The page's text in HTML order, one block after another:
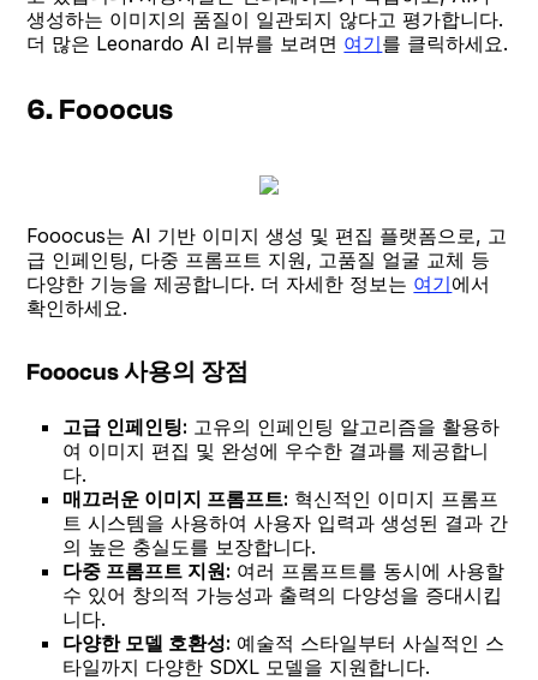
생성하는 이미지의 품질이 일관되지 않다고 평가합니다.
더 많은 Leonardo AI 리뷰를 보려면 여기를 클릭하세요.
6. Fooocus
Fooocus는 AI 기반 이미지 생성 및 편집 플랫폼으로, 고
급 인페인팅, 다중 프롬프트 지원, 고품질 얼굴 교체 등
다양한 기능을 제공합니다. 더 자세한 정보는 여기에서
확인하세요.
Fooocus 사용의 장점
고급 인페인팅: 고유의 인페인팅 알고리즘을 활용하
여 이미지 편집 및 완성에 우수한 결과를 제공합니
다.
매끄러운 이미지 프롬프트: 혁신적인 이미지 프롬프
트 시스템을 사용하여 사용자 입력과 생성된 결과 간
의 높은 충실도를 보장합니다.
다중 프롬프트 지원: 여러 프롬프트를 동시에 사용할
수 있어 창의적 가능성과 출력의 다양성을 증대시킵
니다.
다양한 모델 호환성: 예술적 스타일부터 사실적인 스
타일까지 다양한 SDXL 모델을 지원합니다.